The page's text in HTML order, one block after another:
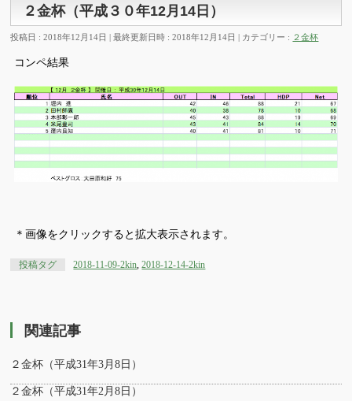
２金杯（平成３０年12月14日）
投稿日 : 2018年12月14日 最終更新日時 : 2018年12月14日 カテゴリー : ２金杯
コンペ結果
＊画像をクリックすると拡大表示されます。
投稿タグ 2018-11-09-2kin ,2018-12-14-2kin
関連記事
２金杯（平成31年3月8日）
２金杯（平成31年2月8日）